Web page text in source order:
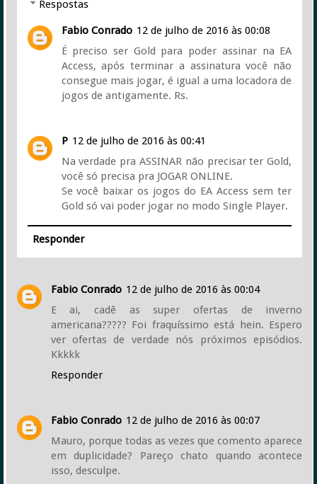
Respostas
Fabio Conrado 12 de julho de 2016 às 00:08
É preciso ser Gold para poder assinar na EA
Access, após terminar a assinatura você não
consegue mais jogar, é igual a uma locadora de
jogos de antigamente. Rs.
P 12 de julho de 2016 às 00:41
Na verdade pra ASSINAR não precisar ter Gold,
você só precisa pra JOGAR ONLINE.
Se você baixar os jogos do EA Access sem ter
Gold só vai poder jogar no modo Single Player.
Responder
Fabio Conrado 12 de julho de 2016 às 00:04
E ai, cadê as super ofertas de inverno
americana????? Foi fraquíssimo está hein. Espero
ver ofertas de verdade nós próximos episódios.
Kkkkk
Responder
Fabio Conrado 12 de julho de 2016 às 00:07
Mauro, porque todas as vezes que comento aparece
em duplicidade? Pareço chato quando acontece
isso, desculpe.